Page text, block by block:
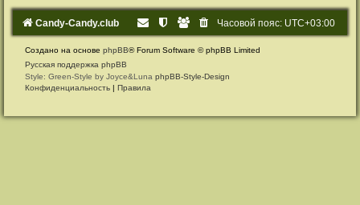
Candy-Candy.club Часовой пояс: UTC+03:00
Создано на основе phpBB® Forum Software © phpBB Limited
Русская поддержка phpBB
Style: Green-Style by Joyce&Luna phpBB-Style-Design
Конфиденциальность | Правила